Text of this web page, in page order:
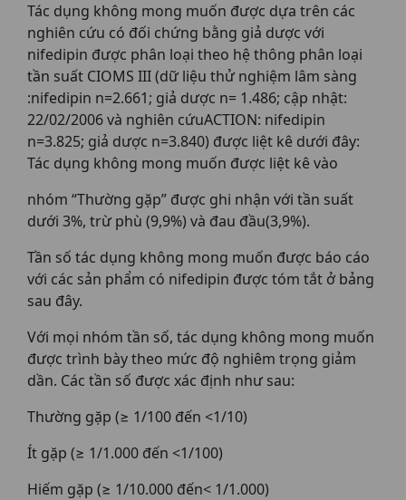
Tác dụng không mong muốn được dựa trên các
nghiên cứu có đối chứng bằng giả dược với
nifedipin được phân loại theo hệ thông phân loại
tần suất CIOMS III (dữ liệu thử nghiệm lâm sàng
:nifedipin n=2.661; giả dược n= 1.486; cập nhật:
22/02/2006 và nghiên cứuACTION: nifedipin
n=3.825; giả dược n=3.840) được liệt kê dưới đây:
Tác dụng không mong muốn được liệt kê vào
nhóm “Thường gặp” được ghi nhận với tần suất
dưới 3%, trừ phù (9,9%) và đau đầu(3,9%).
Tần số tác dụng không mong muốn được báo cáo
với các sản phẩm có nifedipin được tóm tắt ở bảng
sau đây.
Với mọi nhóm tần số, tác dụng không mong muốn
được trình bày theo mức độ nghiêm trọng giảm
dần. Các tần số được xác định như sau:
Thường gặp (≥ 1/100 đến <1/10)
Ít gặp (≥ 1/1.000 đến <1/100)
Hiếm gặp (≥ 1/10.000 đến< 1/1.000)